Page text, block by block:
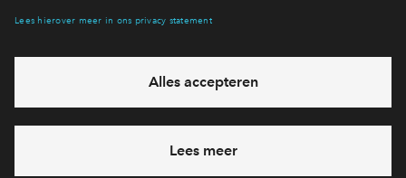
eventuele projecten
Ja, ik wil mij aanmelden
Heb je een vraag en wil je direct antwoord? Bel ons op088 -